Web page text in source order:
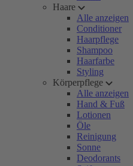
Haare
Alle anzeigen
Conditioner
Haarpflege
Shampoo
Haarfarbe
Styling
Körperpflege
Alle anzeigen
Hand & Fuß
Lotionen
Öle
Reinigung
Sonne
Deodorants